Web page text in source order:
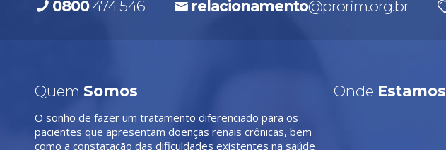
0800474 546 relacionamento@prorim.org.br
Quem Somos
O sonho de fazer um tratamento diferenciado para os
pacientes que apresentam doenças renais crônicas, bem
como a constatação das dificuldades existentes na saúde
Onde Estamos